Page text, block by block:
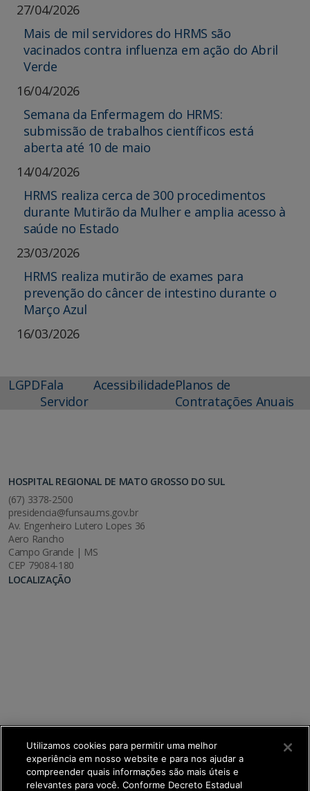
27/04/2026
Mais de mil servidores do HRMS são
vacinados contra influenza em ação do Abril
Verde
16/04/2026
Semana da Enfermagem do HRMS:
submissão de trabalhos científicos está
aberta até 10 de maio
14/04/2026
HRMS realiza cerca de 300 procedimentos
durante Mutirão da Mulher e amplia acesso à
saúde no Estado
23/03/2026
HRMS realiza mutirão de exames para
prevenção do câncer de intestino durante o
Março Azul
16/03/2026
LGPDFala
Servidor
AcessibilidadePlanos de
Contratações Anuais
HOSPITAL REGIONAL DE MATO GROSSO DO SUL
(67) 3378-2500
presidencia@funsau.ms.gov.br
Av. Engenheiro Lutero Lopes 36
Aero Rancho
Campo Grande | MS
CEP 79084-180
LOCALIZAÇÃO
Utilizamos cookies para permitir uma melhor
experiência em nosso website e para nos ajudar a
compreender quais informações são mais úteis e
relevantes para você. Conforme Decreto Estadual